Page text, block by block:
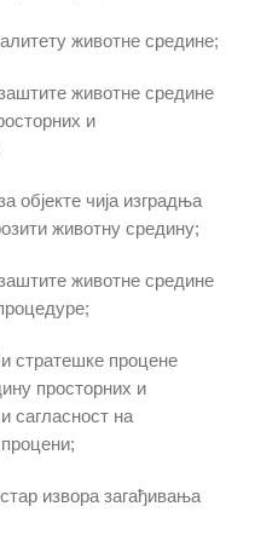
животне средине;
животне средине
и
објекте чија изградња
животну средину;
животне средине
стратешке процене
просторних и
сагласност на
извора загађивања